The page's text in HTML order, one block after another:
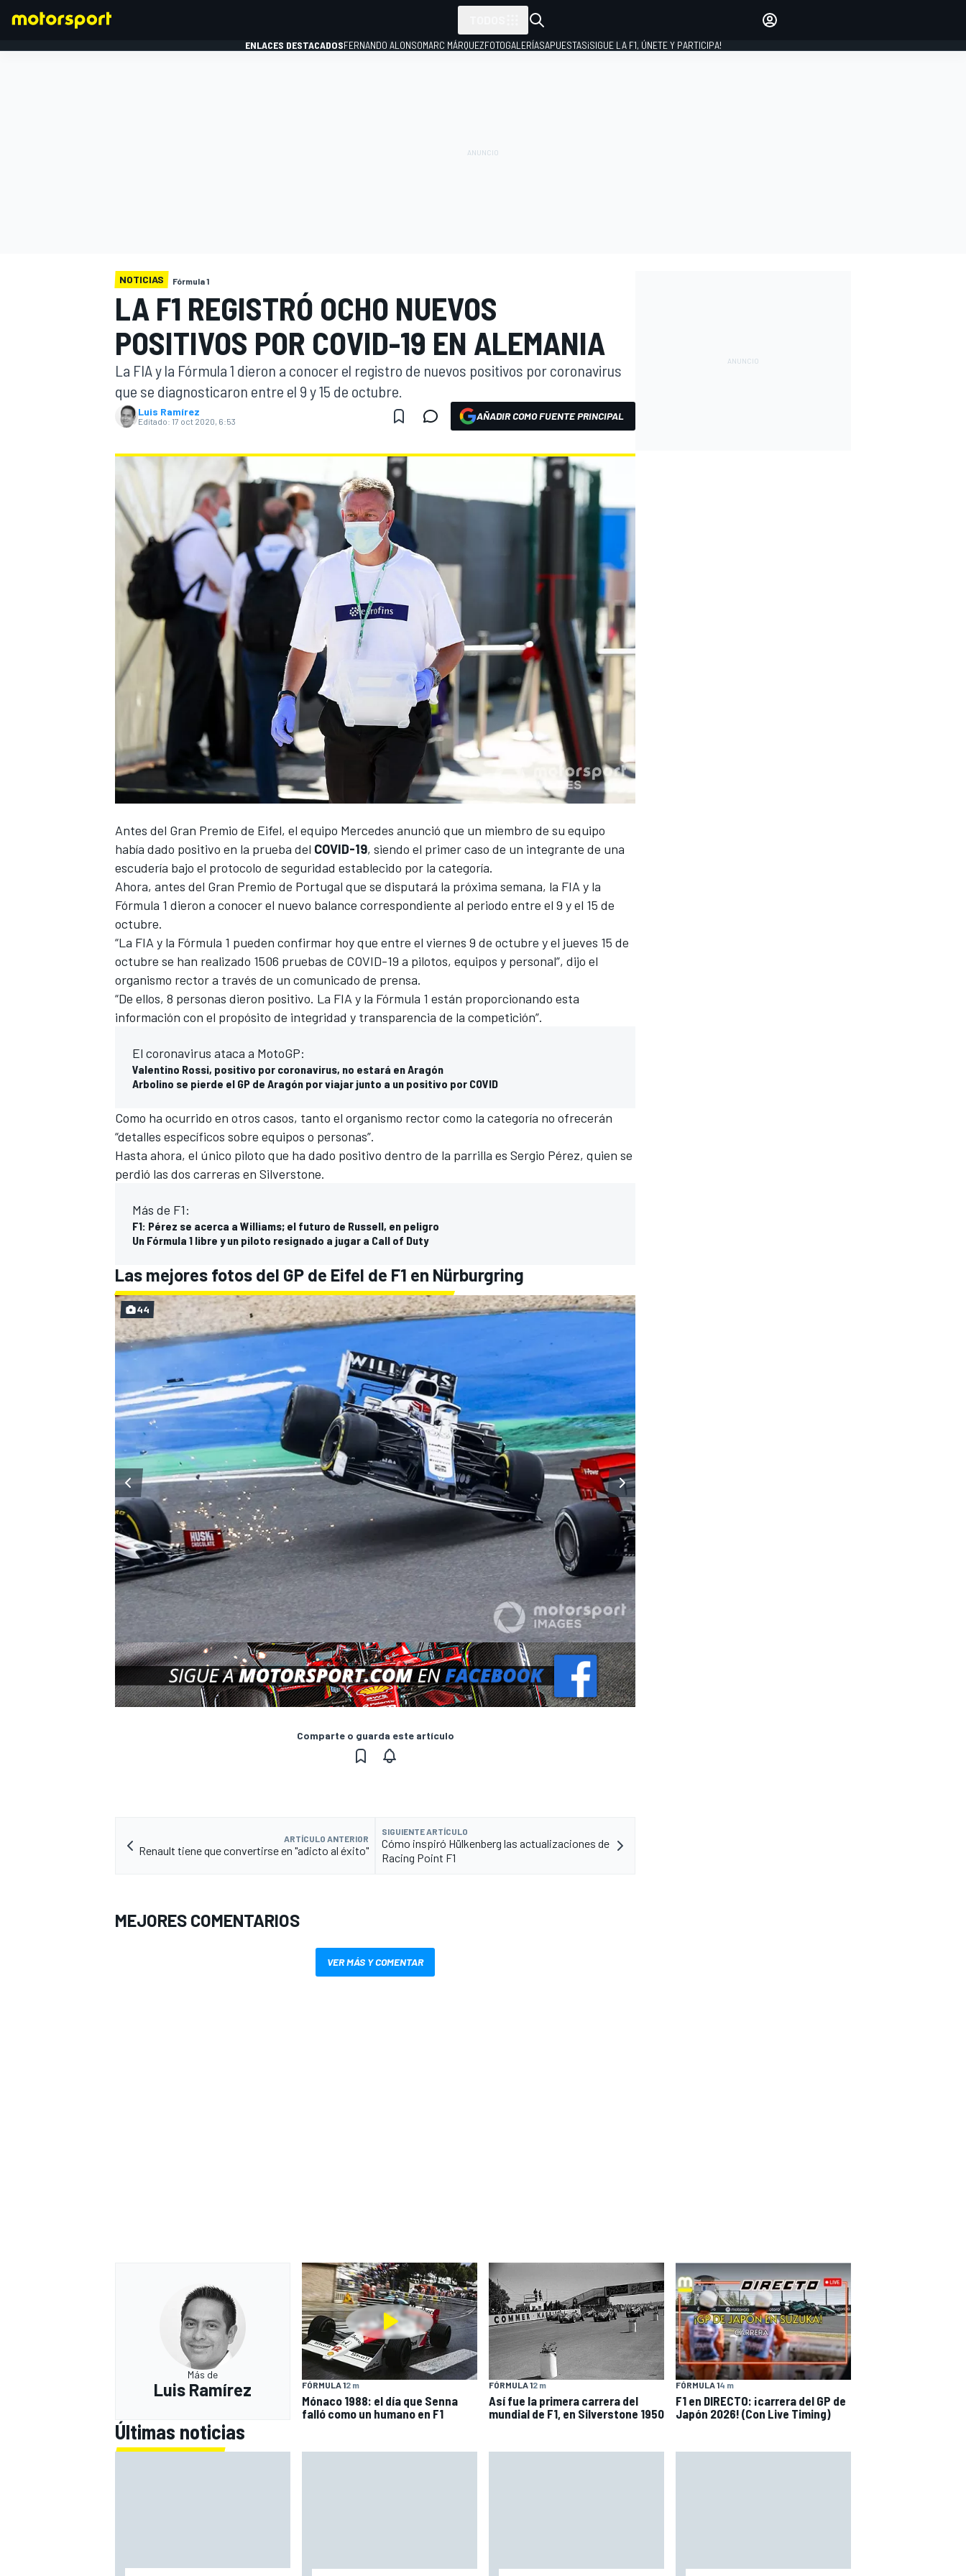
WEC FÓRMULA E
MÁS CATEGORÍAS
ENLACES DESTACADOSFERNANDO ALONSOMARC MÁRQUEZFOTOGALERÍASAPUESTAS¡SIGUE LA F1, ÚNETE Y PARTICIPA!
NOTICIAS Fórmula 1
LA F1 REGISTRÓ OCHO NUEVOS
POSITIVOS POR COVID-19 EN ALEMANIA
La FIA y la Fórmula 1 dieron a conocer el registro de nuevos positivos por coronavirus
que se diagnosticaron entre el 9 y 15 de octubre.
Luis Ramírez
Editado: 17 oct 2020, 6:53 AÑADIR COMO FUENTE PRINCIPAL
Antes del Gran Premio de Eifel, el equipo Mercedes anunció que un miembro de su equipo
había dado positivo en la prueba del COVID-19, siendo el primer caso de un integrante de una
escudería bajo el protocolo de seguridad establecido por la categoría.
Ahora, antes del Gran Premio de Portugal que se disputará la próxima semana, la FIA y la
Fórmula 1 dieron a conocer el nuevo balance correspondiente al periodo entre el 9 y el 15 de
octubre.
“La FIA y la Fórmula 1 pueden confirmar hoy que entre el viernes 9 de octubre y el jueves 15 de
octubre se han realizado 1506 pruebas de COVID-19 a pilotos, equipos y personal”, dijo el
organismo rector a través de un comunicado de prensa.
“De ellos, 8 personas dieron positivo. La FIA y la Fórmula 1 están proporcionando esta
información con el propósito de integridad y transparencia de la competición”.
El coronavirus ataca a MotoGP:
Valentino Rossi, positivo por coronavirus, no estará en Aragón
Arbolino se pierde el GP de Aragón por viajar junto a un positivo por COVID
Como ha ocurrido en otros casos, tanto el organismo rector como la categoría no ofrecerán
“detalles específicos sobre equipos o personas”.
Hasta ahora, el único piloto que ha dado positivo dentro de la parrilla es Sergio Pérez, quien se
perdió las dos carreras en Silverstone.
Más de F1:
F1: Pérez se acerca a Williams; el futuro de Russell, en peligro
Un Fórmula 1 libre y un piloto resignado a jugar a Call of Duty
Las mejores fotos del GP de Eifel de F1 en Nürburgring
44
Comparte o guarda este artículo
ARTÍCULO ANTERIOR
Renault tiene que convertirse en "adicto al éxito"
SIGUIENTE ARTÍCULO
Cómo inspiró Hülkenberg las actualizaciones de
Racing Point F1
MEJORES COMENTARIOS
VER MÁS Y COMENTAR
Más de
Luis Ramírez FÓRMULA 12 m
Mónaco 1988: el día que Senna
falló como un humano en F1
FÓRMULA 12 m
Así fue la primera carrera del
mundial de F1, en Silverstone 1950
FÓRMULA 14 m
F1 en DIRECTO: ¡carrera del GP de
Japón 2026! (Con Live Timing)
Últimas noticias